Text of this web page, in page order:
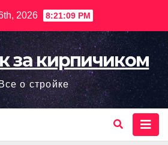
2026 8:21:11 PM
за кирпичиком
о стройке